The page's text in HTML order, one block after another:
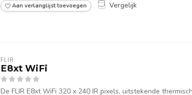
Aan verlanglijst toevoegen Vergelijk
FLIR
E8xt WiFi
De FLIR E8xt WiFi 320 x 240 IR pixels, uitstekende